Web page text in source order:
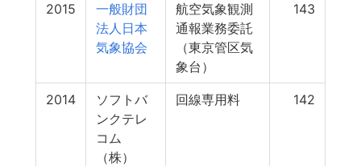
2015
一般財団
法人日本
気象協会
航空気象観測
通報業務委託
（東京管区気
象台）
143
2014
ソフトバ
ンクテレ
コム
（株）
回線専用料 142